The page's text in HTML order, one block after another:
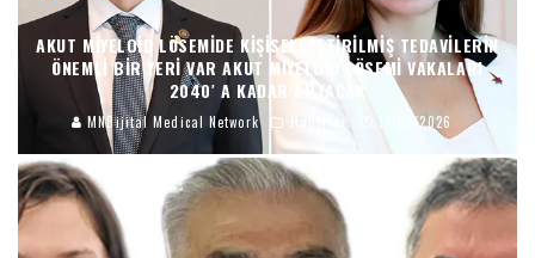
AKUT MIYELOID LÖSEMIDE KIŞISELLEŞTIRILMIŞ TEDAVILERIN
ÖNEMLI BIR YERI VAR AKUT MIYELOID LÖSEMI VAKALARI
2040′ A KADAR ARTACAK
MNDijital Medical Network Haberler 14/05/2026